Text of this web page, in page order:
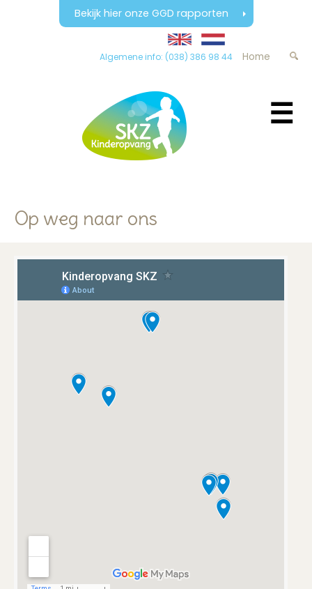
Bekijk hier onze GGD rapporten
Algemene info: (038) 386 98 44 Home
☰
Op weg naar ons